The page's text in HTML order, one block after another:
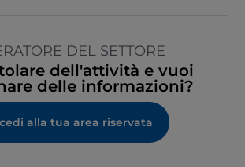
DEL SETTORE
dell'attività e vuoi
delle informazioni?
alla tua area riservata